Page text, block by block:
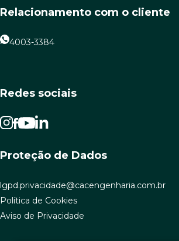
Relacionamento com o cliente
4003-3384
Redes sociais
Proteção de Dados
lgpd.privacidade@cacengenharia.com.br
Política de Cookies
Aviso de Privacidade